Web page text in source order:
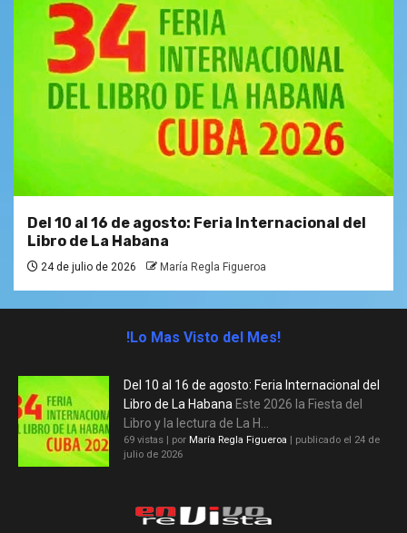
Del 10 al 16 de agosto: Feria Internacional del
Libro de La Habana
24 de julio de 2026 María Regla Figueroa
!Lo Mas Visto del Mes!
Del 10 al 16 de agosto: Feria Internacional del
Libro de La Habana Este 2026 la Fiesta del
Libro y la lectura de La H...
69 vistas | por María Regla Figueroa | publicado el 24 de
julio de 2026